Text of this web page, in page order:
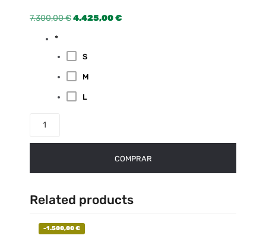
7.300,00€4.425,00€
*
S
M
L
COMPRAR
Related products
-1.500,00€